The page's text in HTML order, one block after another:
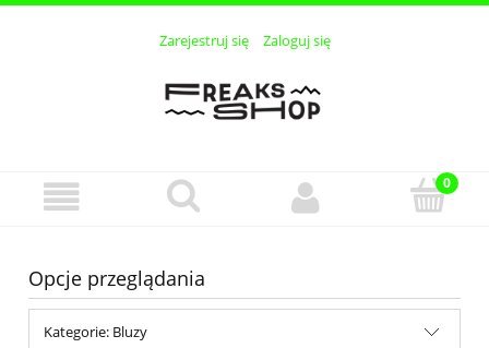
Zarejestruj się Zaloguj się
Opcje przeglądania
Kategorie: Bluzy